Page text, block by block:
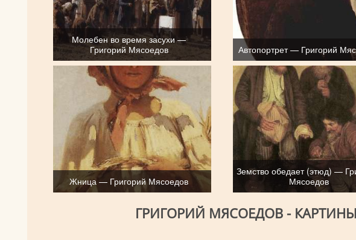
Молебен во время засухи —
Григорий Мясоедов
Автопортрет — Григорий
Жница — Григорий Мясоедов
Земство обедает (этюд) —
Мясоедов
ГРИГОРИЙ МЯСОЕДОВ -